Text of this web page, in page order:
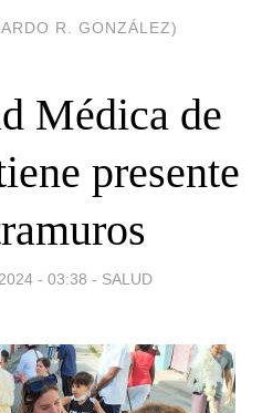
R. GONZÁLEZ)
Médica de
presente
- 03:38 - SALUD